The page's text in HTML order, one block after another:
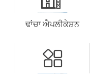
ਢਾਂਚਾ ਐਪਲੀਕੇਸ਼ਨ